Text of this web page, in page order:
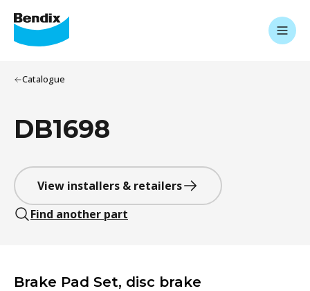
Catalogue
DB1698
View installers & retailers
Find another part
Brake Pad Set, disc brake